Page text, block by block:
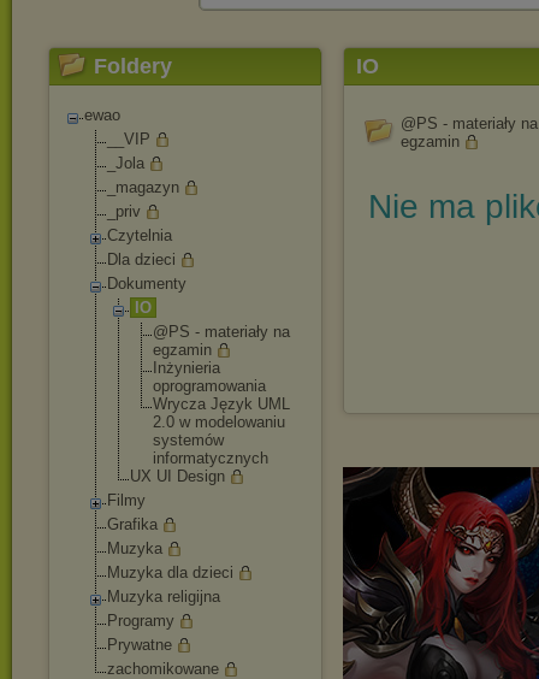
Foldery
ewao
__VIP
_Jola
_magazyn
_priv
Czytelnia
Dla dzieci
Dokumenty
IO
@PS - materiały na
egzamin
Inżynieria
oprogramowania
Wrycza Język UML
2.0 w modelowaniu
systemów
informatycznych
UX UI Design
Filmy
Grafika
Muzyka
Muzyka dla dzieci
Muzyka religijna
Programy
Prywatne
zachomikowane
IO
@PS - materiały na
egzamin
Nie ma